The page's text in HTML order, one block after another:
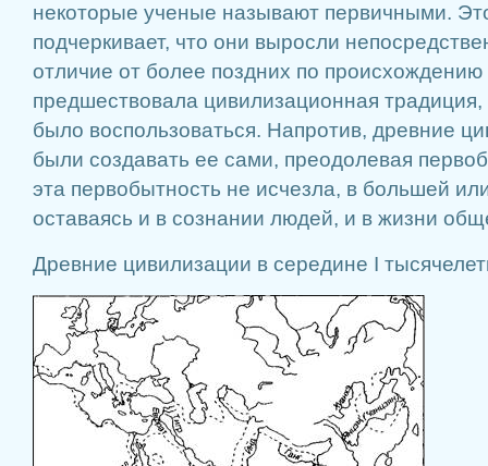
некоторые ученые называют первичными.
подчеркивает, что они выросли
отличие от более поздних по
предшествовала цивилизационная
было воспользоваться. Напротив, древние
были создавать ее сами, преодолевая
эта первобытность не исчезла, в большей
оставаясь и в сознании людей, и в жизни
Древние цивилизации в середине I